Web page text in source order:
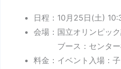
日程：10月25日(土)
会場：国立オリンピッ
ブース：センター
料金：イベント入場：